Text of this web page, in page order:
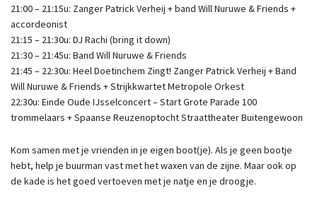
21:00 – 21:15u: Zanger Patrick Verheij + band Will Nuruwe & Friends +
accordeonist
21:15 – 21:30u: DJ Rachi (bring it down)
21:30 – 21:45u: Band Will Nuruwe & Friends
21:45 – 22:30u: Heel Doetinchem Zingt! Zanger Patrick Verheij + Band
Will Nuruwe & Friends + Strijkkwartet Metropole Orkest
22:30u: Einde Oude IJsselconcert – Start Grote Parade 100
trommelaars + Spaanse Reuzenoptocht Straattheater Buitengewoon
Kom samen met je vrienden in je eigen boot(je). Als je geen bootje
hebt, help je buurman vast met het waxen van de zijne. Maar ook op
de kade is het goed vertoeven met je natje en je droogje.